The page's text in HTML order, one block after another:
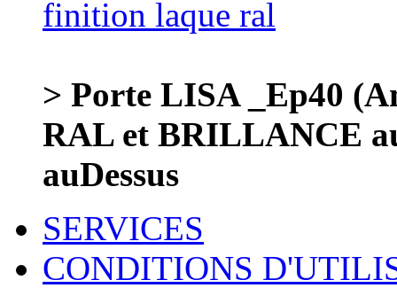
> Porte LISA _Ep40
RAL et BRILLANCE
auDessus
SERVICES
CONDITIONS